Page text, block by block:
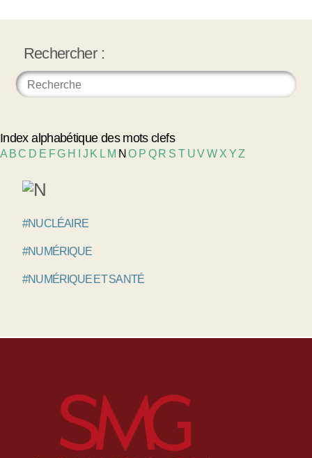
Rechercher :
Index alphabétique des mots clefs
A BC D E FG H J K L M NO P Q R S T UVW X YZ
#NUCLÉAIRE
#NUMÉRIQUE
#NUMÉRIQUE ET SANTÉ